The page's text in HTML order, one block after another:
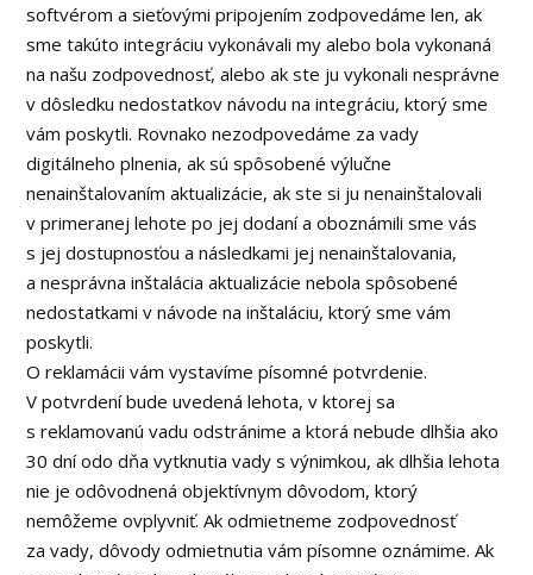
softvérom a sieťovými pripojením zodpovedáme len, ak
sme takúto integráciu vykonávali my alebo bola vykonaná
na našu zodpovednosť, alebo ak ste ju vykonali nesprávne
v dôsledku nedostatkov návodu na integráciu, ktorý sme
vám poskytli. Rovnako nezodpovedáme za vady
digitálneho plnenia, ak sú spôsobené výlučne
nenainštalovaním aktualizácie, ak ste si ju nenainštalovali
v primeranej lehote po jej dodaní a oboznámili sme vás
s jej dostupnosťou a následkami jej nenainštalovania,
a nesprávna inštalácia aktualizácie nebola spôsobené
nedostatkami v návode na inštaláciu, ktorý sme vám
poskytli.
O reklamácii vám vystavíme písomné potvrdenie.
V potvrdení bude uvedená lehota, v ktorej sa
s reklamovanú vadu odstránime a ktorá nebude dlhšia ako
30 dní odo dňa vytknutia vady s výnimkou, ak dlhšia lehota
nie je odôvodnená objektívnym dôvodom, ktorý
nemôžeme ovplyvniť. Ak odmietneme zodpovednosť
za vady, dôvody odmietnutia vám písomne oznámime. Ak